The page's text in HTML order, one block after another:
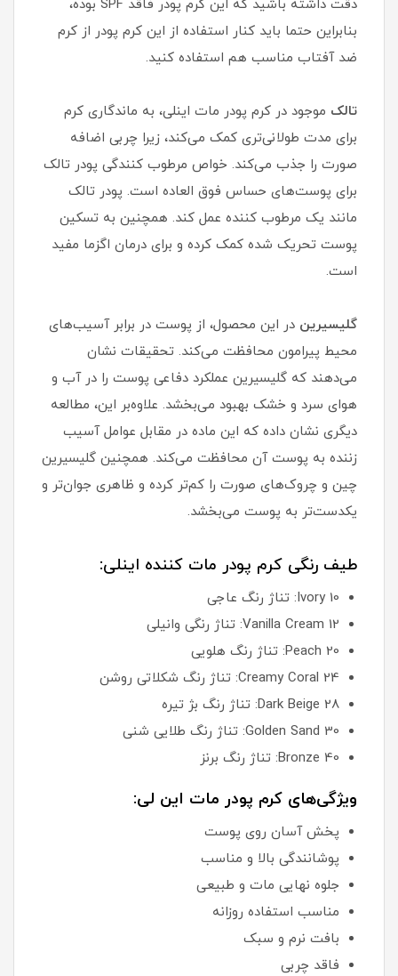
دقّت داشته باشید که این کرم پودر فاقد SPF بوده،
بنابراین حتما باید کنار استفاده از این کرم پودر از کرم
ضد آفتاب مناسب هم استفاده کنید.
تالک موجود در کرم پودر مات اینلی، به ماندگاری کرم
برای مدت طولانی‌تری کمک می‌کند، زیرا چربی اضافه
صورت را جذب می‌کند. خواص مرطوب کنندگی پودر تالک
برای پوست‌های حساس فوق العاده است. پودر تالک
مانند یک مرطوب کننده عمل کند. همچنین به تسکین
پوست تحریک شده کمک کرده و برای درمان اگزما مفید
است.
گلیسیرین در این محصول، از پوست در برابر آسیب‌های
محیط پیرامون محافظت می‌کند. تحقیقات نشان
می‌دهند که گلیسیرین عملکرد دفاعی پوست را در آب و
هوای سرد و خشک بهبود می‌بخشد. علاوه‌بر این، مطالعه
دیگری نشان داده که این ماده در مقابل عوامل آسیب
زننده به پوست آن محافظت می‌کند. همچنین گلیسیرین
چین و چروک‌های صورت را کم‌تر کرده و ظاهری جوان‌تر و
یکدست‌تر به پوست می‌بخشد.
طیف رنگی کرم پودر مات کننده اینلی:
10 Ivory: تناژ رنگ عاجی
12 Vanilla Cream: تناژ رنگی وانیلی
20 Peach: تناژ رنگ هلویی
24 Creamy Coral: تناژ رنگ شکلاتی روشن
28 Dark Beige: تناژ رنگ بژ تیره
30 Golden Sand: تناژ رنگ طلایی شنی
40 Bronze: تناژ رنگ برنز
ویژگی‌های کرم پودر مات این لی:
پخش آسان روی پوست
پوشانندگی بالا و مناسب
جلوه نهایی مات و طبیعی
مناسب استفاده روزانه
بافت نرم و سبک
فاقد چربی